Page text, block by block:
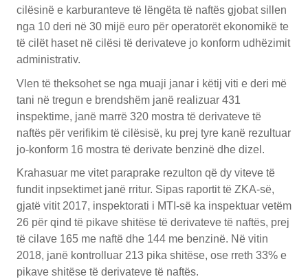
cilësinë e karburanteve të lëngëta të naftës gjobat sillen
nga 10 deri në 30 mijë euro për operatorët ekonomikë te
të cilët haset në cilësi të derivateve jo konform udhëzimit
administrativ.
Vlen të theksohet se nga muaji janar i këtij viti e deri më
tani në tregun e brendshëm janë realizuar 431
inspektime, janë marrë 320 mostra të derivateve të
naftës për verifikim të cilësisë, ku prej tyre kanë rezultuar
jo-konform 16 mostra të derivate benzinë dhe dizel.
Krahasuar me vitet paraprake rezulton që dy viteve të
fundit inpsektimet janë rritur. Sipas raportit të ZKA-së,
gjatë vitit 2017, inspektorati i MTI-së ka inspektuar vetëm
26 për qind të pikave shitëse të derivateve të naftës, prej
të cilave 165 me naftë dhe 144 me benzinë. Në vitin
2018, janë kontrolluar 213 pika shitëse, ose rreth 33% e
pikave shitëse të derivateve të naftës.